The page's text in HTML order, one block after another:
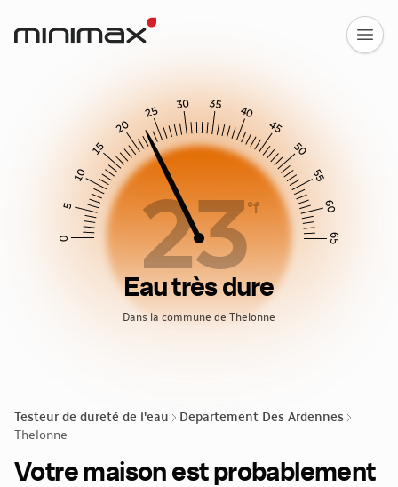
Testeur de dureté de l'eau
Departement Des Ardennes
Thelonne
Votre maison est probablement
0
5
10
15
20
25
30 35
40
45
50
55
60
65
23°f
Eau très dure
Dans la commune de Thelonne